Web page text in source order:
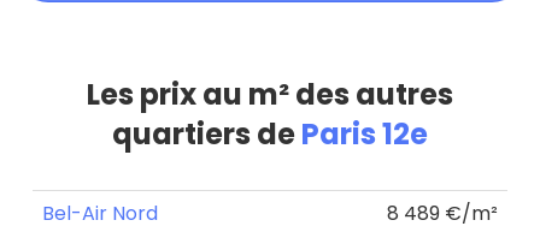
Les prix au m² des autres
quartiers deParis 12e
Bel-Air Nord 8 489 €/m²